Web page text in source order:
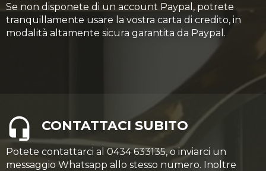
Se non disponete di un account Paypal, potrete
tranquillamente usare la vostra carta di credito, in
modalità altamente sicura garantita da Paypal.
CONTATTACI SUBITO
Potete contattarci al 0434 633135, o inviarci un
messaggio Whatsapp allo stesso numero. Inoltre